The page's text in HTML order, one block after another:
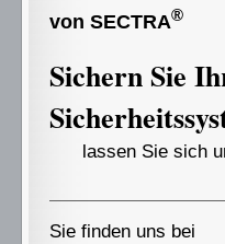
von SECTRA®
Sichern Sie
lassen Sie sich
Sie finden uns bei